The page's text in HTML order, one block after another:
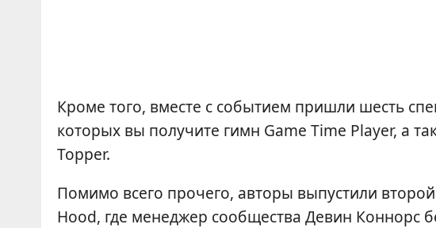
Кроме того, вместе с событием пришли шесть
которых вы получите гимн Game Time Player, а
Topper.
Помимо всего прочего, авторы выпустили
Hood, где менеджер сообщества Девин Коннорс